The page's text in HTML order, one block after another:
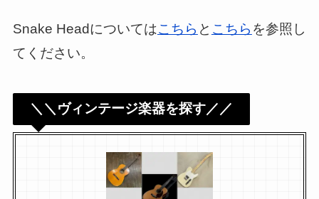
Snake Headについてはこちら と こちら を参照し
てください。
＼＼ヴィンテージ楽器を探す／／